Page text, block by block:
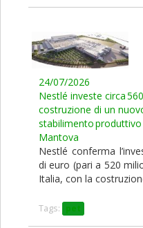
24/07/2026
Nestlé investe circa
costruzione di un
stabilimento produttivo
Mantova
Nestlé conferma
di euro (pari a 520
Italia, con la
Tags: pet